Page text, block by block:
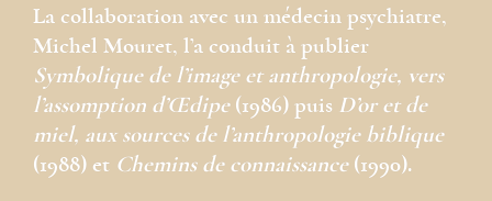
La collaboration avec un médecin psychiatre,
Michel Mouret, l’a conduit à publier
Symbolique de l’image et anthropologie, vers
l’assomption d’Œdipe(1986) puis D’or et de
miel, aux sources de l’anthropologie biblique
(1988) et Chemins de connaissance(1990).